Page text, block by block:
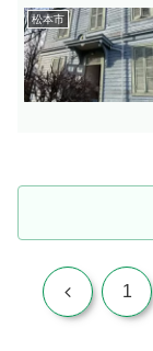
松本市
前 1